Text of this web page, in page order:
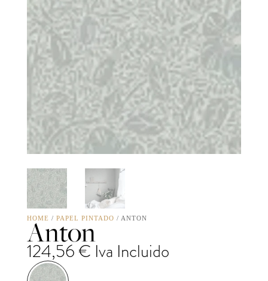
HOME / PAPEL PINTADO / ANTON
Anton
124,56€ Iva Incluido